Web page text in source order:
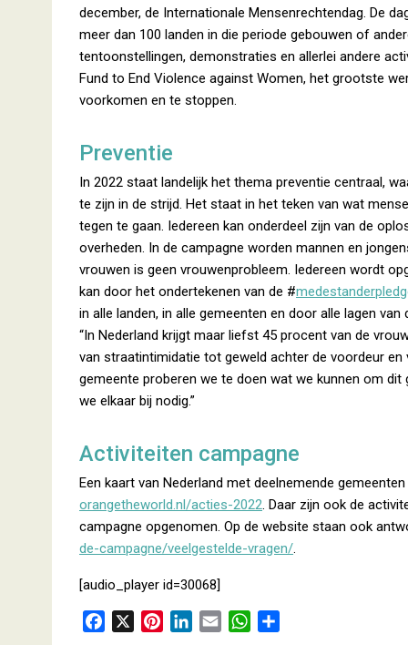
december, de Internationale Mensenrechtendag. De
meer dan 100 landen in die periode gebouwen of
tentoonstellingen, demonstraties en allerlei andere
Fund to End Violence against Women, het grootste
voorkomen en te stoppen.
Preventie
In 2022 staat landelijk het thema preventie centraal,
te zijn in de strijd. Het staat in het teken van wat
tegen te gaan. Iedereen kan onderdeel zijn van de
overheden. In de campagne worden mannen en
vrouwen is geen vrouwenprobleem. Iedereen wordt
kan door het ondertekenen van de #
in alle landen, in alle gemeenten en door alle lagen
“In Nederland krijgt maar liefst 45 procent van de
van straatintimidatie tot geweld achter de voordeur
gemeente proberen we te doen wat we kunnen om dit
we elkaar bij nodig.”
Activiteiten campagne
Een kaart van Nederland met deelnemende
orangetheworld.nl/acties-2022. Daar zijn ook de
campagne opgenomen. Op de website staan ook
de-campagne/veelgestelde-vragen/.
[audio_player id=30068]
W